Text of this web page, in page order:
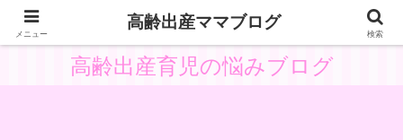
高齢出産の体験と悩みから子供主体の育児を考察
高齢出産育児の悩みブログ
メニュー
高齢出産ママブログ
検索